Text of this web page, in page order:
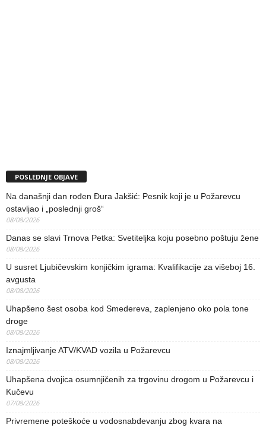
POSLEDNJE OBJAVE
Na današnji dan rođen Đura Jakšić: Pesnik koji je u Požarevcu
ostavljao i „poslednji groš“
08/08/2026
Danas se slavi Trnova Petka: Svetiteljka koju posebno poštuju žene
08/08/2026
U susret Ljubičevskim konjičkim igrama: Kvalifikacije za višeboj 16.
avgusta
08/08/2026
Uhapšeno šest osoba kod Smedereva, zaplenjeno oko pola tone
droge
08/08/2026
Iznajmljivanje ATV/KVAD vozila u Požarevcu
08/08/2026
Uhapšena dvojica osumnjičenih za trgovinu drogom u Požarevcu i
Kučevu
07/08/2026
Privremene poteškoće u vodosnabdevanju zbog kvara na